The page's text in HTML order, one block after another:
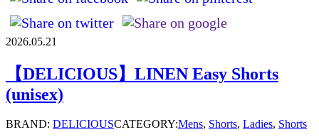
2026.05.21
【DELICIOUS】LINEN Easy Shorts
(unisex)
BRAND: DELICIOUSCATEGORY:Mens, Shorts, Ladies, Shorts